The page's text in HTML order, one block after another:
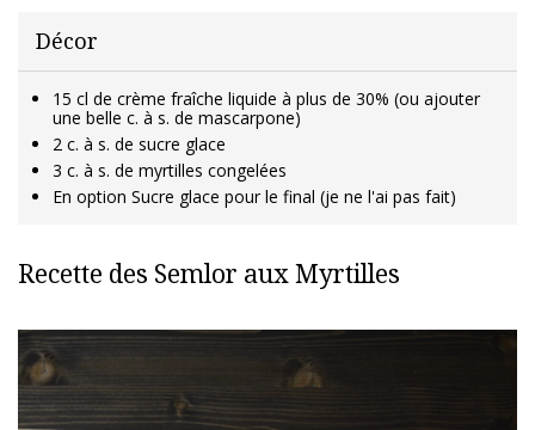
Décor
15 cl de crème fraîche liquide à plus de 30% (ou ajouter
une belle c. à s. de mascarpone)
2 c. à s. de sucre glace
3 c. à s. de myrtilles congelées
En option Sucre glace pour le final (je ne l'ai pas fait)
Recette des Semlor aux Myrtilles